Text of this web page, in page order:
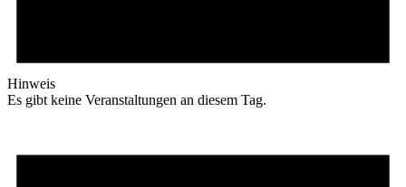
Hinweis
Es gibt keine Veranstaltungen an diesem Tag.